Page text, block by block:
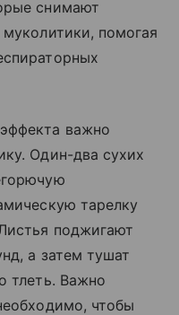
снимают
помогая
важно
Один-два сухих
тарелку
поджигают
а затем тушат
тлеть. Важно
чтобы